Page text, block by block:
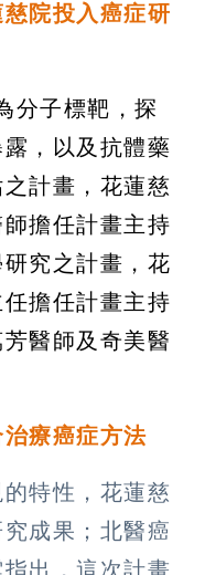
院投入癌症研
分子標靶，探
，以及抗體藥
計畫， 花蓮慈
擔任計畫主持
究之計畫， 花
擔任計畫主持
醫師及奇美醫
療癌症方法
特性，花蓮慈
成果；北醫癌
出，這次計畫